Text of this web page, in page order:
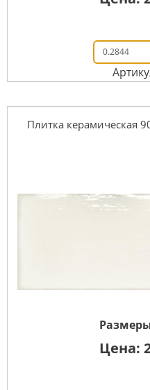
Плитка керамическая
Цена: